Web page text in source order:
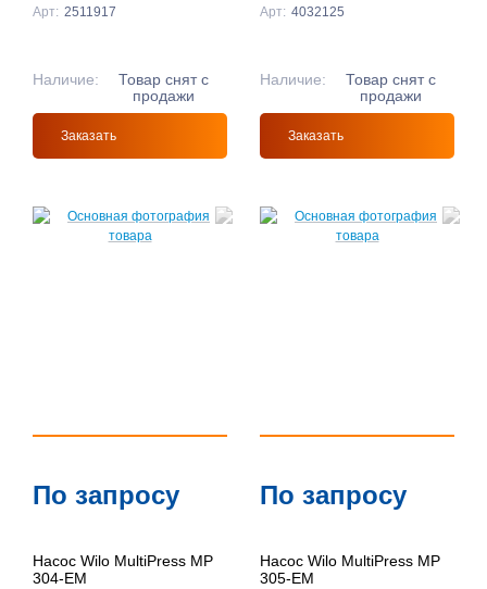
Арт: 2511917
Наличие:
Товар снят с
продажи
Заказать
Арт: 4032125
Наличие:
Товар снят с
продажи
Заказать
По запросу
Насос Wilo MultiPress MP
304-EM
По запросу
Насос Wilo MultiPress MP
305-EM